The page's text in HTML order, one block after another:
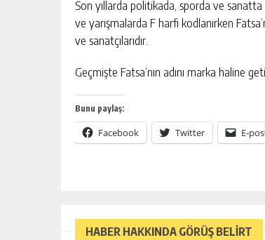
Son yıllarda politikada, sporda ve
ve yarışmalarda F harfi kodlanırken
ve sanatçılarıdır.
Geçmişte Fatsa’nın adını marka haline
Bunu paylaş:
Facebook Twitter E-
HABER HAKKINDA GÖRÜŞ BELİRT